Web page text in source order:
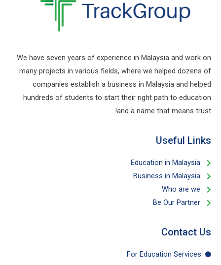
We have seven years of experience in Malaysia and work on
many projects in various fields, where we helped dozens of
companies establish a business in Malaysia and helped
hundreds of students to start their right path to education
and a name that means trust!
Useful Links​
Education in Malaysia
Business in Malaysia​
Who are we
Be Our Partner​
Contact Us
For Education​ Services: